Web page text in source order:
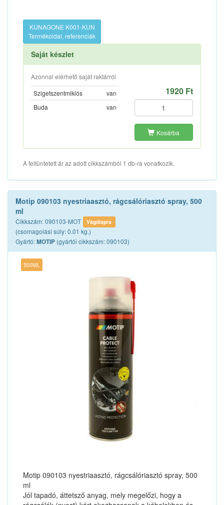
KUNAGONE K001-KUN
Termékoldal, referenciák
Saját készlet
Azonnal elérhető saját raktárról
Szigetszentmiklós
van
Buda
van
1920 Ft
Kosárba
A feltüntetett ár az adott cikkszámból 1 db-ra vonatkozik.
Motip 090103 nyestriaasztó, rágcsálóriasztó spray, 500
ml
Cikkszám: 090103-MOT Vágólapra
(csomagolási súly: 0.01 kg.)
Gyártó:MOTIP (gyártói cikkszám: 090103)
500ML
Motip 090103 nyestriaasztó, rágcsálóriasztó spray, 500
ml
Jól tapadó, áttetsző anyag, mely megelőzi, hogy a